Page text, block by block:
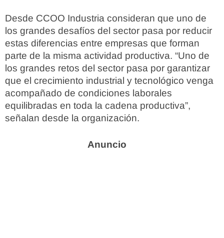
Desde CCOO Industria consideran que uno de
los grandes desafíos del sector pasa por reducir
estas diferencias entre empresas que forman
parte de la misma actividad productiva. “Uno de
los grandes retos del sector pasa por garantizar
que el crecimiento industrial y tecnológico venga
acompañado de condiciones laborales
equilibradas en toda la cadena productiva”,
señalan desde la organización.